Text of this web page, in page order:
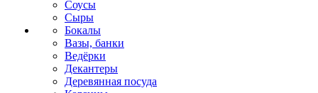
Соусы
Сыры
Бокалы
Вазы, банки
Ведёрки
Декантеры
Деревянная посуда